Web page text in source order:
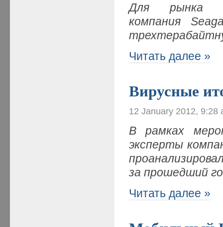
Для рынка
компания
Читать далее »
Вирусные
12 January 2012, 9:28
В рамках
эксперты
за прошедший
Читать далее »